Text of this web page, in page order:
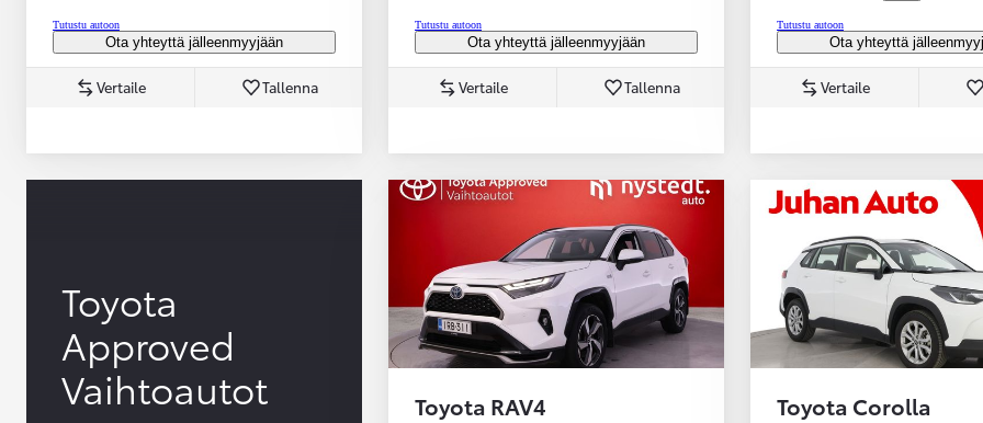
Tutustu autoon
Ota yhteyttä jälleenmyyjään
Vertaile Tallenna
Tutustu autoon
Ota yhteyttä jälleenmyyjään
Vertaile Tallenna
Tutustu autoon
Ota yhteyttä
Vertaile
Toyota
Approved
Vaihtoautot
Toyota RAV4 Toyota Corolla